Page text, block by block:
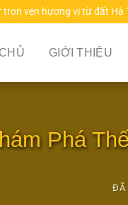
trọn vẹn hương vị từ đất Hà
GIỚI THIỆU
Phá
ĐÃ